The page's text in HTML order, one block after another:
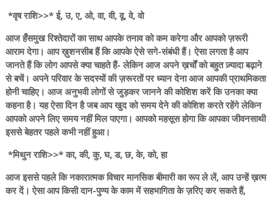
*वृष राशि>>* ई, उ, ए, ओ, वा, वी, वू, वे, वो
आज हँसमुख रिश्तेदारों का साथ आपके तनाव को कम करेगा और आपको ज़रूरी
आराम देगा। आप ख़ुशनसीब हैं कि आपके ऐसे सगे-संबंधी हैं। ऐसा लगता है आप
जानते हैं कि लोग आपसे क्या चाहते हैं- लेकिन आज अपने ख़र्चों को बहुत ज़्यादा बढ़ाने
से बचें। अपने परिवार के सदस्यों की ज़रूरतों पर ध्यान देना आज आपकी प्राथमिकता
होनी चाहिए। आज अनुभवी लोगों से जुड़कर जानने की कोशिश करें कि उनका क्या
कहना है। यह ऐसा दिन है जब आप खुद को समय देने की कोशिश करते रहेंगे लेकिन
आपको अपने लिए समय नहीं मिल पाएगा। आपको महसूस होगा कि आपका जीवनसाथी
इससे बेहतर पहले कभी नहीं हुआ।
*मिथुन राशि>>* का, की, कु, घ, ड, छ, के, को, हा
आज इससे पहले कि नकारात्मक विचार मानसिक बीमारी का रूप ले लें, आप उन्हें ख़त्म
कर दें। ऐसा आप किसी दान-पुण्य के काम में सहभागिता के ज़रिए कर सकते हैं,